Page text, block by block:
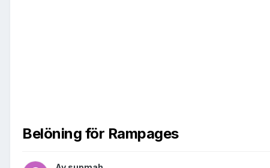
Belöning för Rampages